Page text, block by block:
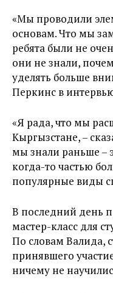
«Мы проводили
основам. Что мы
ребята были не
они не знали,
уделять больше
Перкинс в
«Я рада, что мы
Кыргызстане, –
мы знали раньше –
когда-то частью
популярные виды
В последний день
мастер-класс для
По словам Валида,
принявшего
ничему не